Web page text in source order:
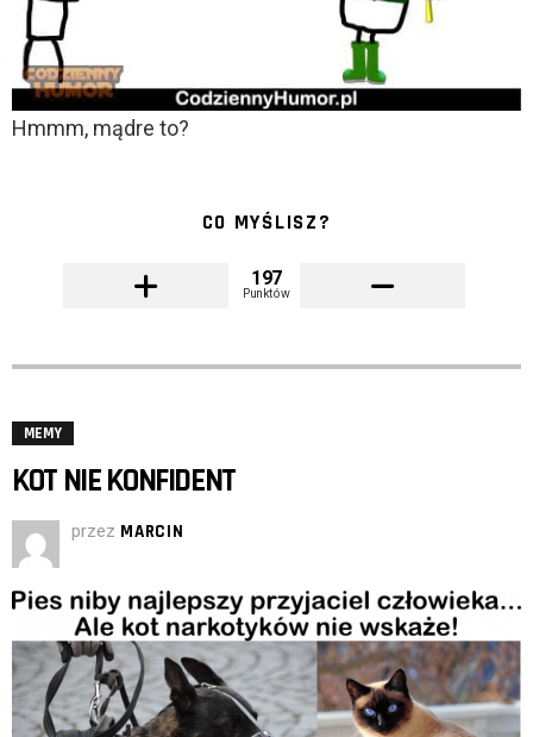
Hmmm, mądre to?
CO MYŚLISZ?
197
Punktów
MEMY
KOT NIE KONFIDENT
przez MARCIN